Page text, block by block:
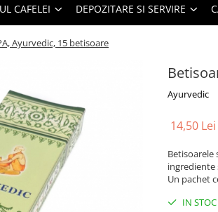
CAFELEI DEPOZITARE SI SERVIRE
Ayurvedic, 15 betisoare
Ayurvedic
14,50 Lei
ingrediente
Un pachet
IN STOC